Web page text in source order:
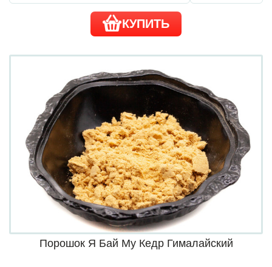
КУПИТЬ
Порошок Я Бай Му Кедр Гималайский